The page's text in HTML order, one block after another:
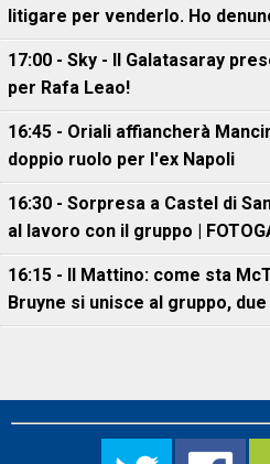
litigare per venderlo. Ho
17:00 - Sky - Il Galatasaray
per Rafa Leao!
16:45 - Oriali affiancherà
doppio ruolo per l'ex Napoli
16:30 - Sorpresa a Castel di
al lavoro con il gruppo |
16:15 - Il Mattino: come sta
Bruyne si unisce al gruppo,